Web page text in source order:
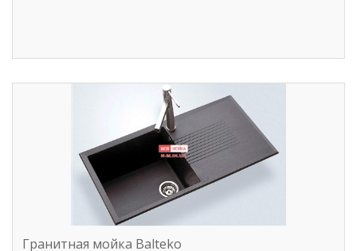
Гранитная мойка Balteko